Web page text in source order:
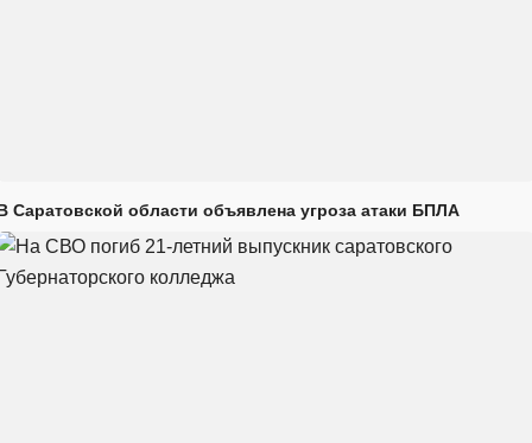
Саратовской области объявлена угроза атаки БПЛА